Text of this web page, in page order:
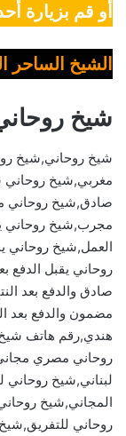
أو قم بزيارة
الشيخ الساحر
شيخ
شيخ روحاني,شيخ
مغربي,شيخ
صادق,شيخ روحاني
مجرب,شيخ روحاني
العمل,شيخ روحاني
روحاني يقبل الدفع
صادق والدفع بعد
مضمون والدفع بعد
هندي,رقم هاتف
روحاني مصري
لبناني,شيخ
المجاني,شيخ
روحاني